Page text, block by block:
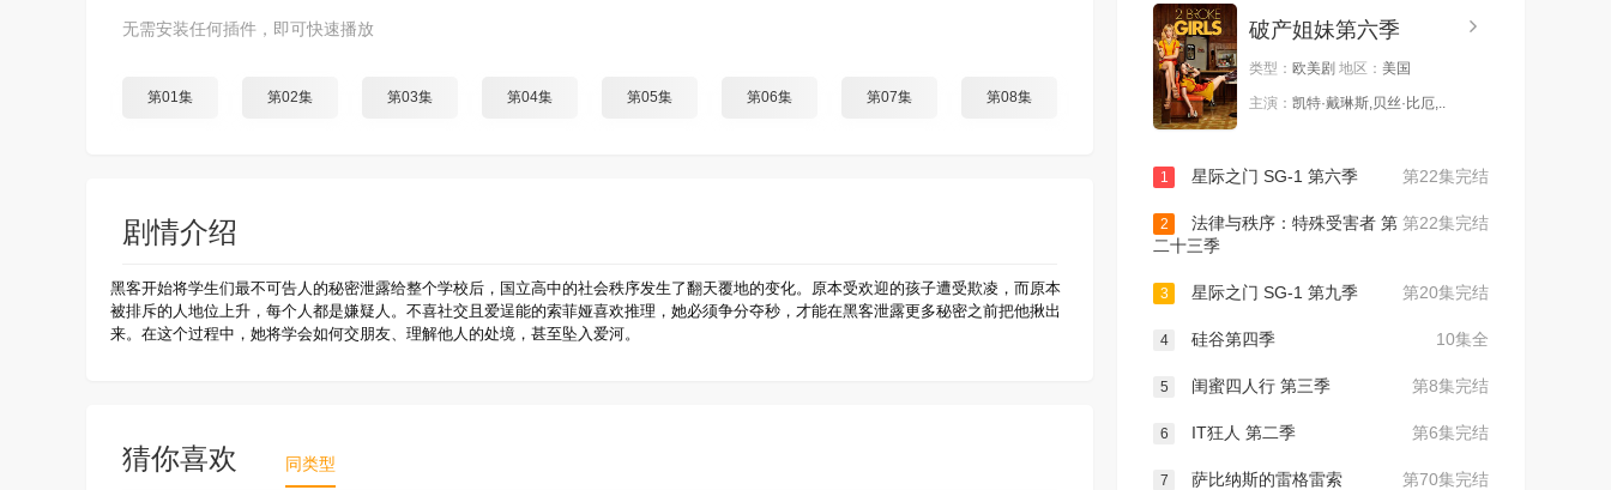
无需安装任何插件，即可快速播放
第01集 第02集 第03集 第04集 第05集 第06集 第07集 第08集
剧情介绍
黑客开始将学生们最不可告人的秘密泄露给整个学校后，国立高中的社会秩序发生了翻天覆地的变化。原本受欢迎的孩子遭受欺凌，而原本
被排斥的人地位上升，每个人都是嫌疑人。不喜社交且爱逞能的索菲娅喜欢推理，她必须争分夺秒，才能在黑客泄露更多秘密之前把他揪出
来。在这个过程中，她将学会如何交朋友、理解他人的处境，甚至坠入爱河。
猜你喜欢 同类型
破产姐妹第六季
类型： 欧美剧 地区： 美国
主演： 凯特·戴琳斯,贝丝·比厄,..
第22集完结
1 星际之门 SG-1 第六季
第22集完结
2
法律与秩序：特殊受害者 第
二十三季
第20集完结
3 星际之门 SG-1 第九季
10集全
4 硅谷第四季
第8集完结
5 闺蜜四人行 第三季
第6集完结
6 IT狂人 第二季
第70集完结
7 萨比纳斯的雷格雷索